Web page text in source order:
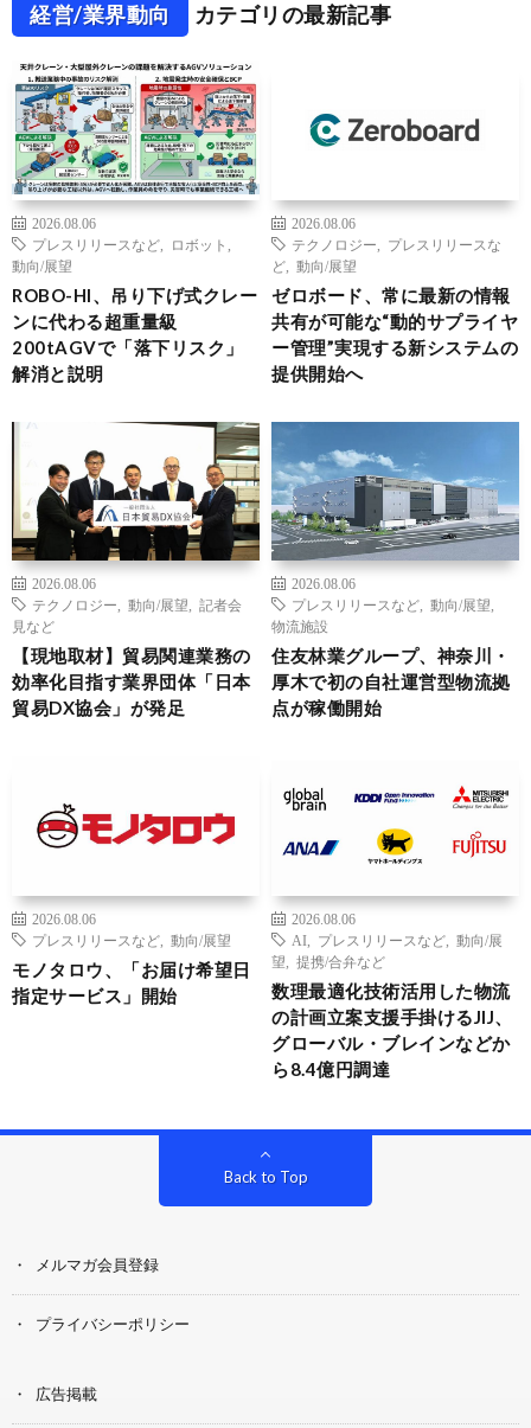
経営/業界動向 カテゴリの最新記事
2026.08.06
プレスリリースなど
ロボット
動向/展望
ROBO-HI、吊り下げ式クレー
ンに代わる超重量級
200tAGVで「落下リスク」
解消と説明
2026.08.06
テクノロジー
プレスリリースな
ど
動向/展望
ゼロボード、常に最新の情報
共有が可能な“動的サプライヤ
ー管理”実現する新システムの
提供開始へ
2026.08.06
テクノロジー
動向/展望
記者会
見など
【現地取材】貿易関連業務の
効率化目指す業界団体「日本
貿易DX協会」が発足
2026.08.06
プレスリリースなど
動向/展望
物流施設
住友林業グループ、神奈川・
厚木で初の自社運営型物流拠
点が稼働開始
2026.08.06
プレスリリースなど
動向/展望
モノタロウ、「お届け希望日
指定サービス」開始
2026.08.06
AI
プレスリリースなど
動向/展
望
提携/合弁など
数理最適化技術活用した物流
の計画立案支援手掛けるJIJ、
グローバル・ブレインなどか
ら8.4億円調達
Back to Top
メルマガ会員登録
プライバシーポリシー
広告掲載